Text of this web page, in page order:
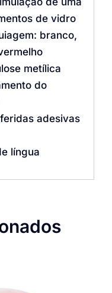
de vidro
branco,
metílica
do
adesivas
língua